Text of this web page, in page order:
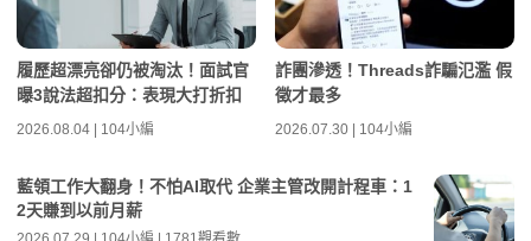
履歷超漂亮卻仍被淘汰！面試官
曝3說法超扣分：表現大打折扣
2026.08.04 | 104小編
詐團滲透！Threads詐騙氾濫 假
徵才最多
2026.07.30 | 104小編
藍領工作大翻身！不怕AI取代 企業主管改開計程車：1
2天賺到以前月薪